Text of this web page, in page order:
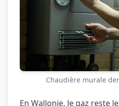
Chaudière murale
En Wallonie, le gaz reste